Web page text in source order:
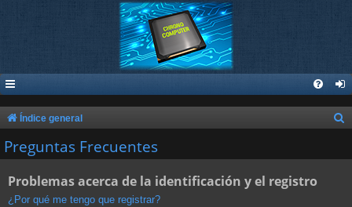
Índice general
s
Preguntas Frecuentes
Problemas acerca de la identificación y el registro
¿Por qué me tengo que registrar?